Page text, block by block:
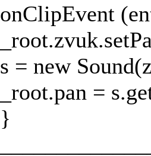
onClipEvent
s = new
_root.pan =
}